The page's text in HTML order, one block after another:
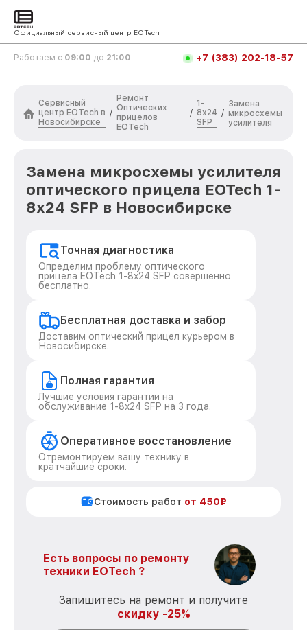
Официальный сервисный центр EOTech
Работаем с 09:00 до 21:00 +7 (383) 202-18-57
Сервисный
центр EOTech в
Новосибирске
/
Ремонт
Оптических
прицелов
EOTech
/
1-
8x24
SFP
/
Замена
микросхемы
усилителя
Замена микросхемы усилителя
оптического прицела EOTech 1-
8x24 SFP в Новосибирске
Точная диагностика
Определим проблему оптического
прицела EOTech 1-8x24 SFP совершенно
бесплатно.
Бесплатная доставка и забор
Доставим оптический прицел курьером в
Новосибирске.
Полная гарантия
Лучшие условия гарантии на
обслуживание 1-8x24 SFP на 3 года.
Оперативное восстановление
Отремонтируем вашу технику в
кратчайшие сроки.
Стоимость работ от 450₽
Есть вопросы по ремонту
техники EOTech ?
Запишитесь на ремонт и получите
скидку -25%